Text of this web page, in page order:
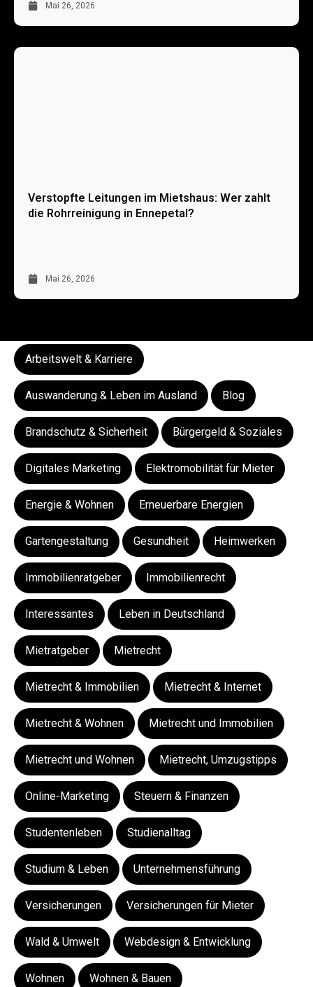
Mai 26, 2026
Verstopfte Leitungen im Mietshaus: Wer zahlt
die Rohrreinigung in Ennepetal?
Mai 26, 2026
Arbeitswelt & Karriere
Auswanderung & Leben im Ausland Blog
Brandschutz & Sicherheit Bürgergeld & Soziales
Digitales Marketing Elektromobilität für Mieter
Energie & Wohnen Erneuerbare Energien
Gartengestaltung Gesundheit Heimwerken
Immobilienratgeber Immobilienrecht
Interessantes Leben in Deutschland
Mietratgeber Mietrecht
Mietrecht & Immobilien Mietrecht & Internet
Mietrecht & Wohnen Mietrecht und Immobilien
Mietrecht und Wohnen Mietrecht, Umzugstipps
Online-Marketing Steuern & Finanzen
Studentenleben Studienalltag
Studium & Leben Unternehmensführung
Versicherungen Versicherungen für Mieter
Wald & Umwelt Webdesign & Entwicklung
Wohnen Wohnen & Bauen